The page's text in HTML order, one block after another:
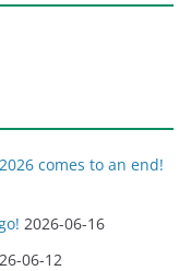
comes to an end!
2026-06-16
06-12